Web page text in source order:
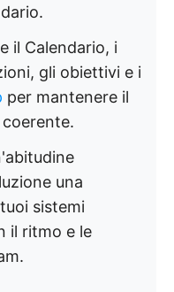
il Calendario, i
gli obiettivi e i
per mantenere il
una
sistemi
il ritmo e le